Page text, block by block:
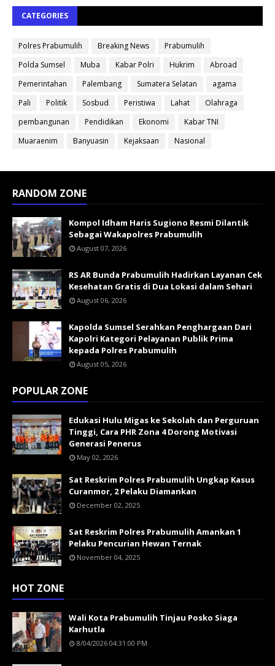
CATEGORIES
Polres Prabumulih Breaking News
Prabumulih
Polda Sumsel
Muba Kabar Polri Hukrim
Abroad
Pemerintahan
Palembang Sumatera Selatan
agama
Pali
Politik Sosbud Peristiwa Lahat
Olahraga
pembangunan
Pendidikan Ekonomi
Kabar TNI
Muaraenim
Banyuasin Kejaksaan Nasional
RANDOM ZONE
Kompol Idham Haris Sugiono Resmi Dilantik
Sebagai Wakapolres Prabumulih
August 07, 2026
RS AR Bunda Prabumulih Hadirkan Layanan Cek
Kesehatan Gratis di Dua Lokasi dalam Sehari
August 06, 2026
Kapolda Sumsel Serahkan Penghargaan Dari
Kapolri Kategori Pelayanan Publik Prima
kepada Polres Prabumulih
August 05, 2026
POPULAR ZONE
Edukasi Hulu Migas ke Sekolah dan Perguruan
Tinggi, Cara PHR Zona 4 Dorong Motivasi
Generasi Penerus
May 02, 2026
Sat Reskrim Polres Prabumulih Ungkap Kasus
Curanmor, 2 Pelaku Diamankan
December 02, 2025
Sat Reskrim Polres Prabumulih Amankan 1
Pelaku Pencurian Hewan Ternak
November 04, 2025
HOT ZONE
Wali Kota Prabumulih Tinjau Posko Siaga
Karhutla
8/04/2026 04:31:00 PM